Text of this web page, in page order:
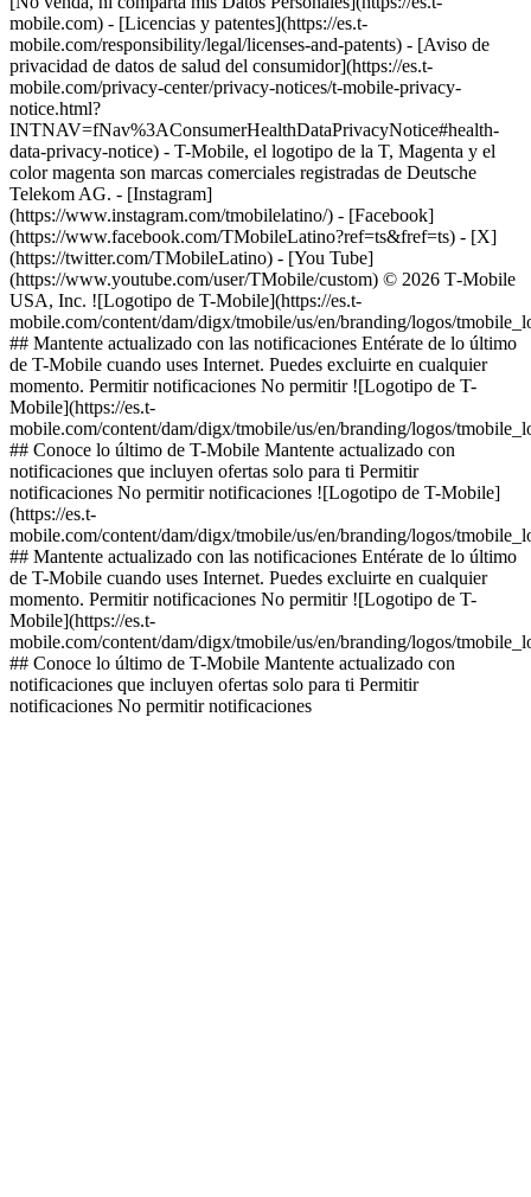
mobile.com) - [Licencias y patentes](https://es.t-
mobile.com/responsibility/legal/licenses-and-patents) - [Aviso de
privacidad de datos de salud del consumidor](https://es.t-
mobile.com/privacy-center/privacy-notices/t-mobile-privacy-
notice.html?
INTNAV=fNav%3AConsumerHealthDataPrivacyNotice#health-
data-privacy-notice) - T-Mobile, el logotipo de la T, Magenta y el
color magenta son marcas comerciales registradas de Deutsche
Telekom AG. - [Instagram]
(https://www.instagram.com/tmobilelatino/) - [Facebook]
(https://www.facebook.com/TMobileLatino?ref=ts&fref=ts) - [X]
(https://twitter.com/TMobileLatino) - [You Tube]
(https://www.youtube.com/user/TMobile/custom) © 2026 T‑Mobile
USA, Inc. ![Logotipo de T-Mobile](https://es.t-
mobile.com/content/dam/digx/tmobile/us/en/branding/logos/
## Mantente actualizado con las notificaciones Entérate de lo último
de T-Mobile cuando uses Internet. Puedes excluirte en cualquier
momento. Permitir notificaciones No permitir ![Logotipo de T-
Mobile](https://es.t-
mobile.com/content/dam/digx/tmobile/us/en/branding/logos/
## Conoce lo último de T-Mobile Mantente actualizado con
notificaciones que incluyen ofertas solo para ti Permitir
notificaciones No permitir notificaciones ![Logotipo de T-Mobile]
(https://es.t-
mobile.com/content/dam/digx/tmobile/us/en/branding/logos/
## Mantente actualizado con las notificaciones Entérate de lo último
de T-Mobile cuando uses Internet. Puedes excluirte en cualquier
momento. Permitir notificaciones No permitir ![Logotipo de T-
Mobile](https://es.t-
mobile.com/content/dam/digx/tmobile/us/en/branding/logos/
## Conoce lo último de T-Mobile Mantente actualizado con
notificaciones que incluyen ofertas solo para ti Permitir
notificaciones No permitir notificaciones